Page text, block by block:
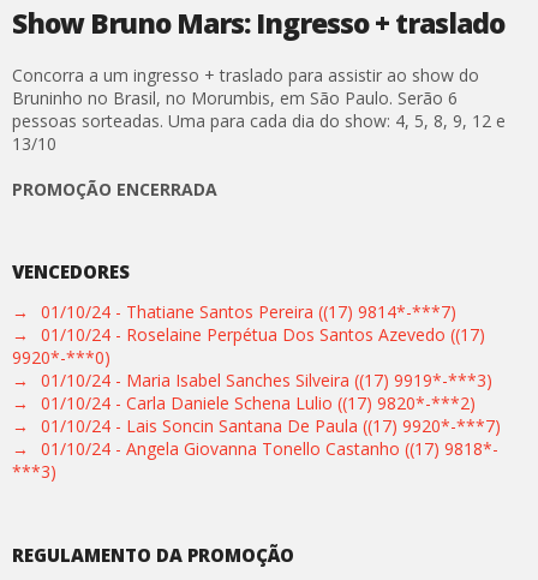
Show Bruno Mars: Ingresso + traslado
Concorra a um ingresso + traslado para assistir ao show do
Bruninho no Brasil, no Morumbis, em São Paulo. Serão 6
pessoas sorteadas. Uma para cada dia do show: 4, 5, 8, 9, 12 e
13/10
PROMOÇÃO ENCERRADA
VENCEDORES
→
01/10/24 - Thatiane Santos Pereira ((17) 9814*-***7)
→
01/10/24 - Roselaine Perpétua Dos Santos Azevedo ((17)
9920*-***0)
→
01/10/24 - Maria Isabel Sanches Silveira ((17) 9919*-***3)
→
01/10/24 - Carla Daniele Schena Lulio ((17) 9820*-***2)
→
01/10/24 - Lais Soncin Santana De Paula ((17) 9920*-***7)
→
01/10/24 - Angela Giovanna Tonello Castanho ((17) 9818*-
***3)
REGULAMENTO DA PROMOÇÃO